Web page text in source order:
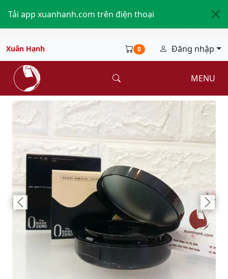
Tải app xuanhanh.com trên điện thoại
Xuân Hạnh 0 Đăng nhập
MENU